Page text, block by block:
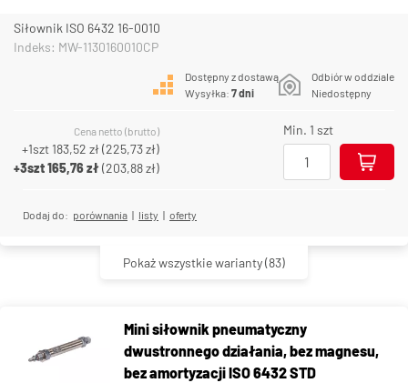
Siłownik ISO 6432 16-0010
Indeks: MW-1130160010CP
Dostępny z dostawą
Wysyłka: 7 dni
Odbiór w oddziale
Niedostępny
Cena netto (brutto)
+1szt 183,52 zł(225,73 zł)
+3szt165,76 zł(203,88 zł)
Min. 1 szt
Dodaj do: porównania | listy | oferty
Pokaż wszystkie warianty(83)
Mini siłownik pneumatyczny
dwustronnego działania, bez magnesu,
bez amortyzacji ISO 6432 STD